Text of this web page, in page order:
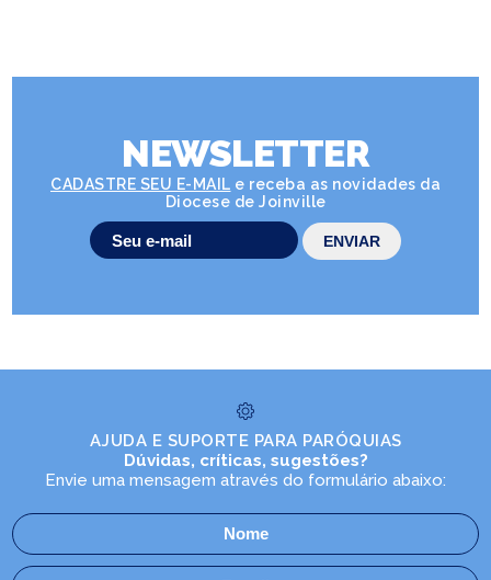
NEWSLETTER
CADASTRE SEU E-MAIL e receba as novidades da
Diocese de Joinville
AJUDA E SUPORTE PARA PARÓQUIAS
Dúvidas, críticas, sugestões?
Envie uma mensagem através do formulário abaixo: